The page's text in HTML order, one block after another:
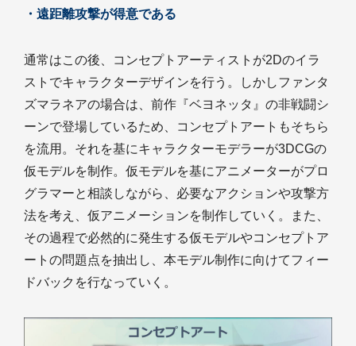
・遠距離攻撃が得意である
通常はこの後、コンセプトアーティストが2Dのイラ
ストでキャラクターデザインを行う。しかしファンタ
ズマラネアの場合は、前作『ベヨネッタ』の非戦闘シ
ーンで登場しているため、コンセプトアートもそちら
を流用。それを基にキャラクターモデラーが3DCGの
仮モデルを制作。仮モデルを基にアニメーターがプロ
グラマーと相談しながら、必要なアクションや攻撃方
法を考え、仮アニメーションを制作していく。また、
その過程で必然的に発生する仮モデルやコンセプトア
ートの問題点を抽出し、本モデル制作に向けてフィー
ドバックを行なっていく。